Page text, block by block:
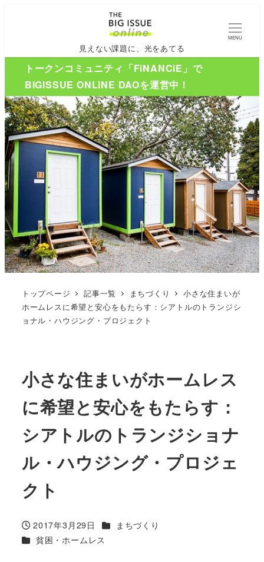
見えない課題に、光をあてる
MENU
トークンコミュニティ「FiNANCiE」で
BIGISSUE ONLINE DAOを運営中！
トップページ 記事一覧 まちづくり
小さな住まいが
ホームレスに希望と安心をもたらす：シアトルのトランジシ
ョナル・ハウジング・プロジェクト
小さな住まいがホームレス
に希望と安心をもたらす：
シアトルのトランジショナ
ル・ハウジング・プロジェ
クト
投稿日
2017年3月29日 カテゴリー
まちづくり
カテゴリー
貧困・ホームレス